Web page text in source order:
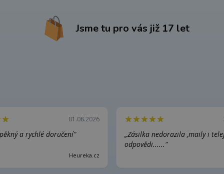
Jsme tu pro vás již 17 let
01.08.2026
a rychlé doručení“
Heureka.cz
„Zásilka nedorazila ,maily i
odpovědi......“